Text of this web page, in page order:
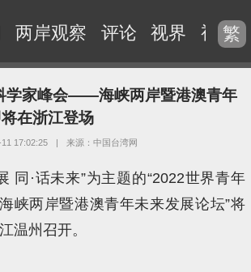
两岸观察 评论 视界 视频
繁
学家峰会——海峡两岸暨港澳青年
在浙江登场
17:02:25 | 来源：中国台湾网
同·话未来”为主题的“2022世界青年
两岸暨港澳青年未来发展论坛”将
温州召开。